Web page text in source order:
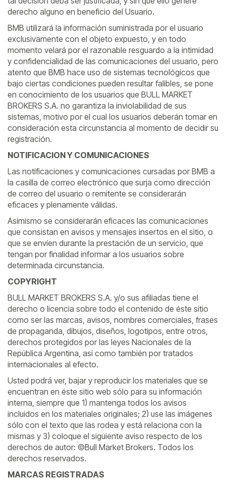
derecho alguno en beneficio del Usuario.
BMB utilizará la información suministrada por el usuario
exclusivamente con el objeto expuesto, y en todo
momento velará por el razonable resguardo a la intimidad
y confidencialidad de las comunicaciones del usuario, pero
atento que BMB hace uso de sistemas tecnológicos que
bajo ciertas condiciones pueden resultar falibles, se pone
en conocimiento de los usuarios que BULL MARKET
BROKERS S.A. no garantiza la inviolabilidad de sus
sistemas, motivo por el cual los usuarios deberán tomar en
consideración esta circunstancia al momento de decidir su
registración.
NOTIFICACION Y COMUNICACIONES
Las notificaciones y comunicaciones cursadas por BMB a
la casilla de correo electrónico que surja como dirección
de correo del usuario o remitente se considerarán
eficaces y plenamente válidas.
Asimismo se considerarán eficaces las comunicaciones
que consistan en avisos y mensajes insertos en el sitio, o
que se envíen durante la prestación de un servicio, que
tengan por finalidad informar a los usuarios sobre
determinada circunstancia.
COPYRIGHT
BULL MARKET BROKERS S.A. y/o sus afiliadas tiene el
derecho o licencia sobre todo el contenido de éste sitio
como ser las marcas, avisos, nombres comerciales, frases
de propaganda, dibujos, diseños, logotipos, entre otros,
derechos protegidos por las leyes Nacionales de la
República Argentina, así como también por tratados
internacionales al efecto.
Usted podrá ver, bajar y reproducir los materiales que se
encuentran en éste sitio web sólo para su información
interna, siempre que 1) mantenga todos los avisos
incluidos en los materiales originales; 2) use las imágenes
sólo con el texto que las rodea y está relaciona con la
mismas y 3) coloque el siguiente aviso respecto de los
derechos de autor: ©Bull Market Brokers. Todos los
derechos reservados.
MARCAS REGISTRADAS